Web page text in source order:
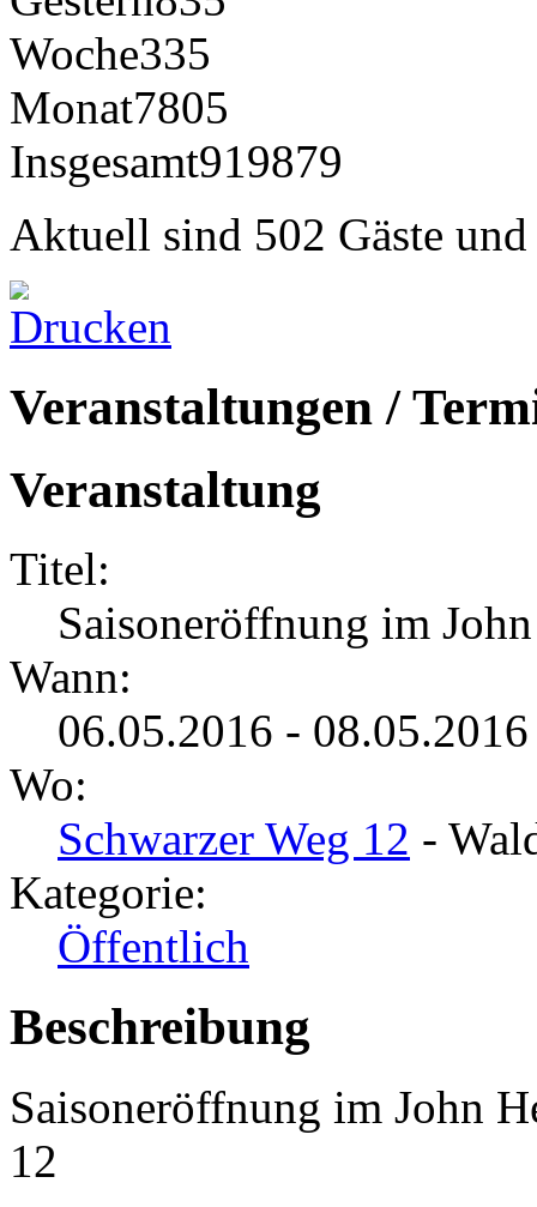
Woche335
Monat7805
Insgesamt919879
Aktuell sind 502 Gäste
Veranstaltungen /
Veranstaltung
Titel:
Saisoneröffnung im
Wann:
06.05.2016 -
Wo:
Schwarzer Weg 12 -
Kategorie:
Öffentlich
Beschreibung
Saisoneröffnung im John
12